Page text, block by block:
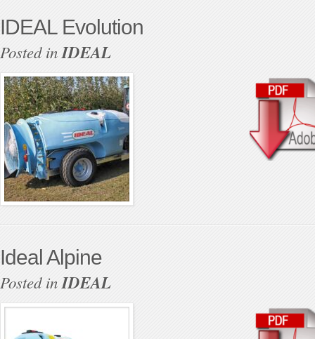
IDEAL Evolution
Posted inIDEAL
Ideal Alpine
Posted inIDEAL